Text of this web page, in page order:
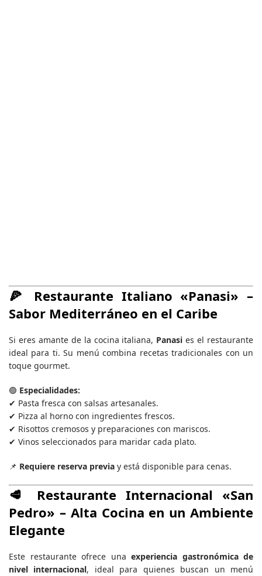
🍕 Restaurante Italiano «Panasi» –
Sabor Mediterráneo en el Caribe
Si eres amante de la cocina italiana, Panasi es el restaurante
ideal para ti. Su menú combina recetas tradicionales con un
toque gourmet.
🟢 Especialidades:
✔ Pasta fresca con salsas artesanales.
✔ Pizza al horno con ingredientes frescos.
✔ Risottos cremosos y preparaciones con mariscos.
✔ Vinos seleccionados para maridar cada plato.
📌 Requiere reserva previa y está disponible para cenas.
🥩 Restaurante Internacional «San
Pedro» – Alta Cocina en un Ambiente
Elegante
Este restaurante ofrece una experiencia gastronómica de
nivel internacional, ideal para quienes buscan un menú